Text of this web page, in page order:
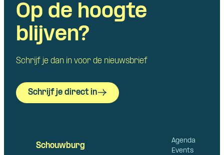
Op de hoogte
blijven?
Schrijf je dan in voor de nieuwsbrief
Schrijf je direct in
Agenda
Events
Schouwburg